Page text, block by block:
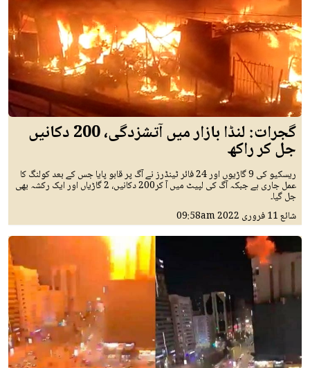
گجرات: لنڈا بازار میں آتشزدگی، 200 دکانیں
جل کر راکھ
ریسکیو کی 9 گاڑیوں اور 24 فائر ٹینڈرز نے آگ پر قابو پایا جس کے بعد کولنگ کا
عمل جاری ہے جبکہ آگ کی لپیٹ میں آ کر200 دکانیں، 2 گاڑیاں اور ایک رکشہ بھی
جل گیا۔
شائع11 فروری 2022 09:58am